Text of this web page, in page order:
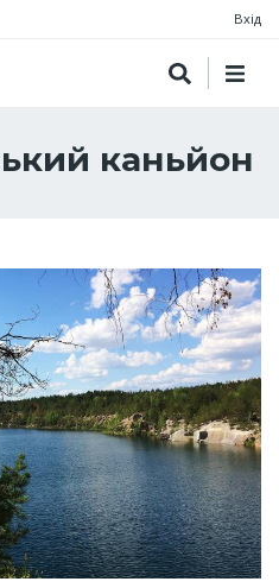
Вхід
каньйон